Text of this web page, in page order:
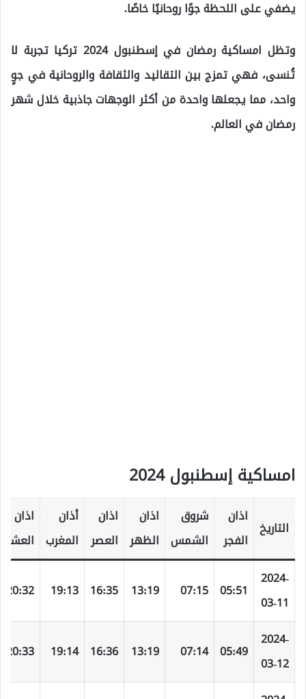
يضفي على اللحظة جوًا روحانيًا خاصًا.
وتظل امساكية رمضان في إسطنبول 2024 تركيا تجربة لا
تُنسى، فهي تمزج بين التقاليد والثقافة والروحانية في جوٍ
واحد، مما يجعلها واحدة من أكثر الوجهات جاذبية خلال شهر
رمضان في العالم.
امساكية إسطنبول 2024
التاريخ
اذان
الفجر
شروق
الشمس
اذان
الظهر
اذان
العصر
أذان
المغرب
اذان
العشاء
2024-
03-11
05:51
07:15
13:19
16:35
19:13
20:32
2024-
03-12
05:49
07:14
13:19
16:36
19:14
20:33